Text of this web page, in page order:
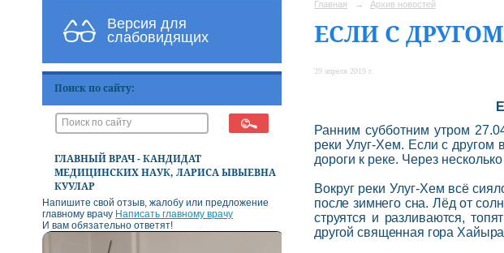
Версия для
слабовидящих
Поиск по сайту:
ГЛАВНЫЙ ВРАЧ - КАНДИДАТ
МЕДИЦИНСКИХ НАУК, ЛАРИСА ЫВЫЕВНА
КУУЛАР
Напишите свой отзыв, жалобу или предложение
главному врачу Написать главному врачу
И вам обязательно ответят!
Главная → Архив новостей
ЕСЛИ С
29 апреля 2019 г.
Ранним субботним утром
реки Улуг-Хем. Если с другом
дороги к реке. Через
Вокруг реки Улуг-Хем всё
после зимнего сна. Лёд от
струятся и разливаются,
другой священная гора